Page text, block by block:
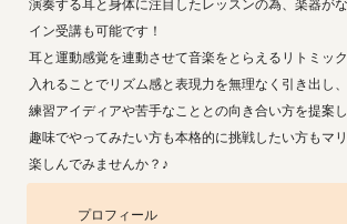
演奏する耳と身体に注目したレッスンの為、楽器が
イン受講も可能です！
耳と運動感覚を連動させて音楽をとらえるリトミッ
入れることでリズム感と表現力を無理なく引き出し
練習アイディアや苦手なこととの向き合い方を提案し
趣味でやってみたい方も本格的に挑戦したい方もマ
楽しんでみませんか？♪
プロフィール